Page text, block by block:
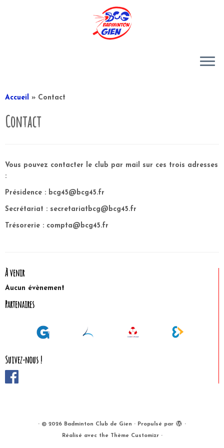
auAccueil » Contact
Contact
Vous pouvez contacter le club par mail sur ces trois adresses
:
Présidence : bcg45@bcg45.fr
Secrétariat : secretariatbcg@bcg45.fr
Trésorerie : compta@bcg45.fr
À venir
Aucun évènement
Partenaires
Suivez-nous !
· © 2026 Badminton Club de Gien · Propulsé par ·
Réalisé avec the Thème Customizr·